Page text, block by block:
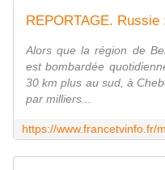
Alors que la région de
est bombardée
30 km plus au sud, à
par milliers...